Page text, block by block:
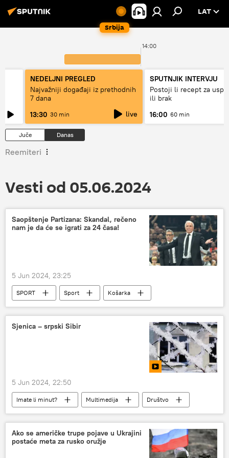
Srbija
LAT
14:00
NEDELJNI PREGLED
Najvažniji događaji iz prethodnih
7 dana
13:30 30 min live
SPUTNJIK INTERVJU
Postoji li recept za
ili brak
16:00 60 min
Juče Danas
Reemiteri
Vesti od 05.06.2024
Saopštenje Partizana: Skandal, rečeno
nam je da će se igrati za 24 časa!
5 Jun 2024, 23:25
SPORT Sport
Košarka
KK Partizan
Sjenica – srpski Sibir
5 Jun 2024, 22:50
Imate li minut? Multimedija
Društvo
Srbija – društvo
Ako se američke trupe pojave u Ukrajini
postaće meta za rusko oružje